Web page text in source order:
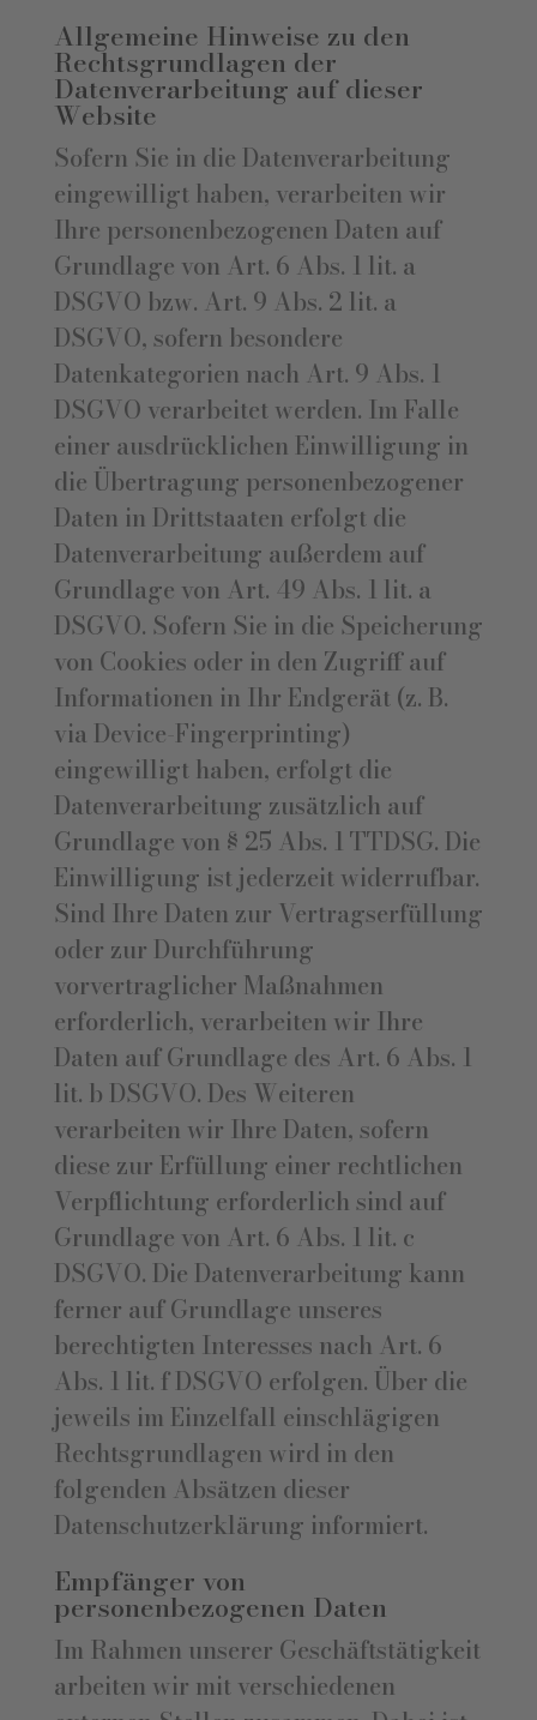
Allgemeine Hinweise zu den
Rechtsgrundlagen der
Datenverarbeitung auf dieser
Website
Sofern Sie in die Datenverarbeitung
eingewilligt haben, verarbeiten wir
Ihre personenbezogenen Daten auf
Grundlage von Art. 6 Abs. 1 lit. a
DSGVO bzw. Art. 9 Abs. 2 lit. a
DSGVO, sofern besondere
Datenkategorien nach Art. 9 Abs. 1
DSGVO verarbeitet werden. Im Falle
einer ausdrücklichen Einwilligung in
die Übertragung personenbezogener
Daten in Drittstaaten erfolgt die
Datenverarbeitung außerdem auf
Grundlage von Art. 49 Abs. 1 lit. a
DSGVO. Sofern Sie in die Speicherung
von Cookies oder in den Zugriff auf
Informationen in Ihr Endgerät (z. B.
via Device-Fingerprinting)
eingewilligt haben, erfolgt die
Datenverarbeitung zusätzlich auf
Grundlage von § 25 Abs. 1 TTDSG. Die
Einwilligung ist jederzeit widerrufbar.
Sind Ihre Daten zur Vertragserfüllung
oder zur Durchführung
vorvertraglicher Maßnahmen
erforderlich, verarbeiten wir Ihre
Daten auf Grundlage des Art. 6 Abs. 1
lit. b DSGVO. Des Weiteren
verarbeiten wir Ihre Daten, sofern
diese zur Erfüllung einer rechtlichen
Verpflichtung erforderlich sind auf
Grundlage von Art. 6 Abs. 1 lit. c
DSGVO. Die Datenverarbeitung kann
ferner auf Grundlage unseres
berechtigten Interesses nach Art. 6
Abs. 1 lit. f DSGVO erfolgen. Über die
jeweils im Einzelfall einschlägigen
Rechtsgrundlagen wird in den
folgenden Absätzen dieser
Datenschutzerklärung informiert.
Empfänger von
personenbezogenen Daten
Im Rahmen unserer Geschäftstätigkeit
arbeiten wir mit verschiedenen